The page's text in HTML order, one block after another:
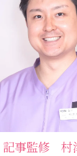
記事監修 村